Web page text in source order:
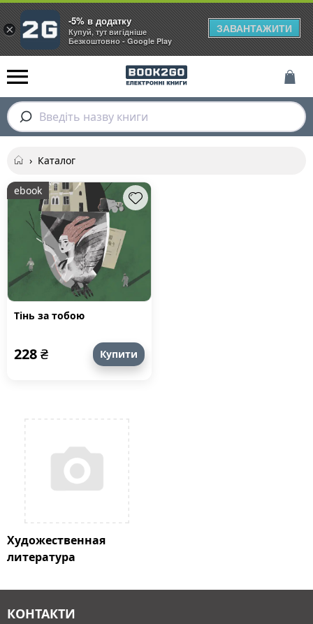
Введіть назву книги
› Каталог
ebook
Тінь за тобою
228₴ Купити
Художественная
литература
КОНТАКТИ
×
-5% в додатку
Купуй, тут вигідніше
Безкоштовно - Google Play
ЗАВАНТАЖИТИ